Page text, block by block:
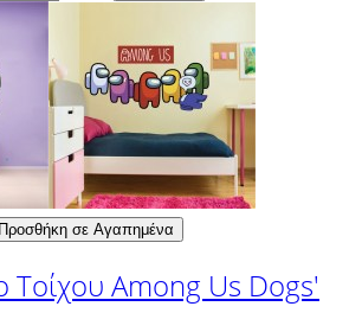
Προσθήκη σε Αγαπημένα
Τοίχου Among Us Dogs'